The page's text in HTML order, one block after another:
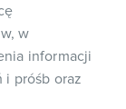
w
informacji
i próśb oraz